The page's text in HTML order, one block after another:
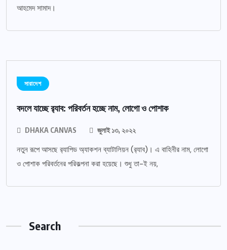
আহমেদ সামাদ।
সারাদেশ
বদলে যাচ্ছে র‌্যাব: পরিবর্তন হচ্ছে নাম, লোগো ও পোশাক
DHAKA CANVAS জুলাই ১৩, ২০২২
নতুন রূপে আসছে র‌্যাপিড অ্যাকশন ব্যাটালিয়ন (র‌্যাব)। এ বাহিনীর নাম, লোগো
ও পোশাক পরিবর্তনের পরিকল্পনা করা হয়েছে। শুধু তা-ই নয়,
Search